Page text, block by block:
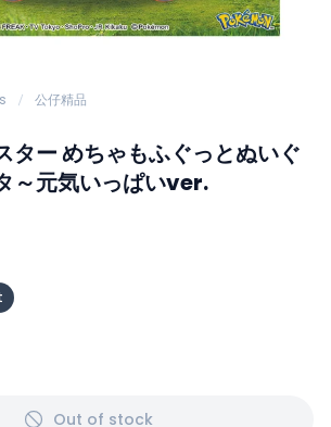
公仔精品
ター めちゃもふぐっとぬいぐ
～元気いっぱいver.
Out of stock